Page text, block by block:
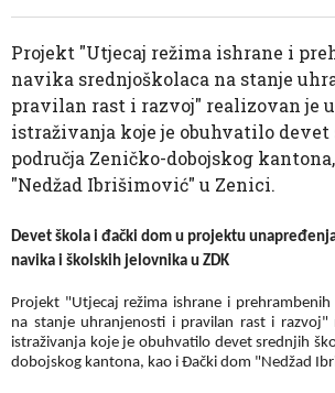
Projekt "Utjecaj režima ishrane i
navika srednjoškolaca na stanje
pravilan rast i razvoj" realizovan je
istraživanja koje je obuhvatilo devet
područja Zeničko-dobojskog
"Nedžad Ibrišimović" u Zenici.
Devet škola i đački dom u projektu
navika i školskih jelovnika u ZDK
Projekt "Utjecaj režima ishrane i prehrambenih
na stanje uhranjenosti i pravilan rast i razvoj"
istraživanja koje je obuhvatilo devet srednjih
dobojskog kantona, kao i Đački dom "Nedžad